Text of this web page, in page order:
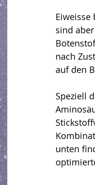
Eiweisse
sind
nach
auf den
Speziell
unten